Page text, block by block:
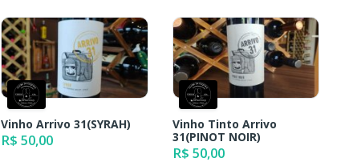
Vinho Arrivo 31(SYRAH)
R$ 50,00
Vinho Tinto Arrivo
31(PINOT NOIR)
R$ 50,00